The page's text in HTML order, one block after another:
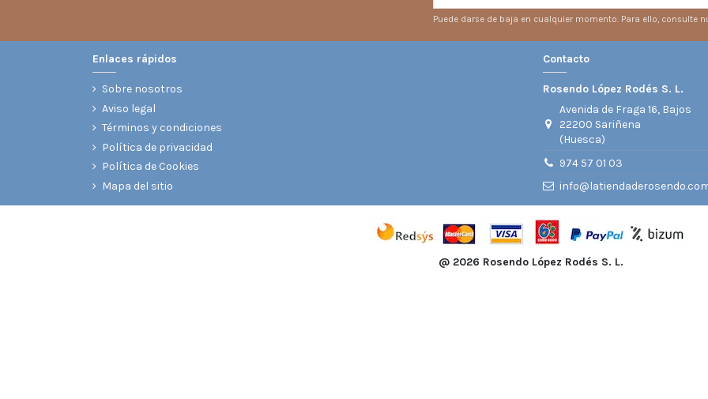
Puede darse de baja en cualquier momento. Para ello, consulte
Enlaces rápidos
Sobre nosotros
Aviso legal
Términos y condiciones
Política de privacidad
Política de Cookies
Mapa del sitio
Contacto
Rosendo López Rodés S. L.
Avenida de Fraga 16, Bajos
22200 Sariñena
(Huesca)
974 57 01 03
@ 2026 Rosendo López Rodés S. L.